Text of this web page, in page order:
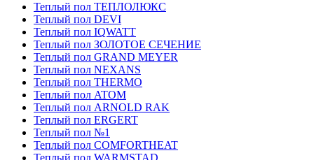
Теплый пол ТЕПЛОЛЮКС
Теплый пол DEVI
Теплый пол IQWATT
Теплый пол ЗОЛОТОЕ СЕЧЕНИЕ
Теплый пол GRAND MEYER
Теплый пол NEXANS
Теплый пол THERMO
Теплый пол ATOM
Теплый пол ARNOLD RAK
Теплый пол ERGERT
Теплый пол №1
Теплый пол COMFORTHEAT
Теплый пол WARMSTAD